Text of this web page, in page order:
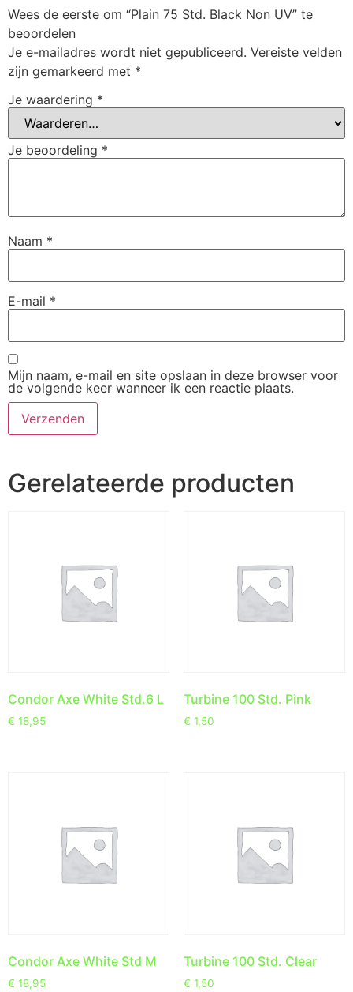
Wees de eerste om “Plain 75 Std. Black Non UV” te
beoordelen
Je e-mailadres wordt niet gepubliceerd. Vereiste velden
zijn gemarkeerd met *
Je waardering *
Je beoordeling *
Naam *
E-mail *
Mijn naam, e-mail en site opslaan in deze browser voor
de volgende keer wanneer ik een reactie plaats.
Gerelateerde producten
Condor Axe White Std.6 L
€ 18,95
Turbine 100 Std. Pink
€ 1,50
Condor Axe White Std M
€ 18,95
Turbine 100 Std. Clear
€ 1,50